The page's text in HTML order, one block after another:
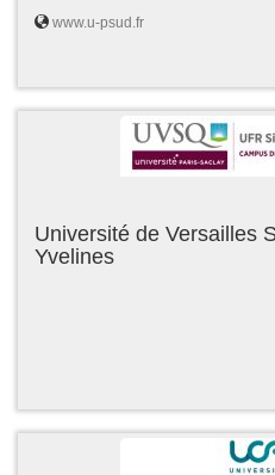
www.u-psud.fr
Université de Versailles
Yvelines